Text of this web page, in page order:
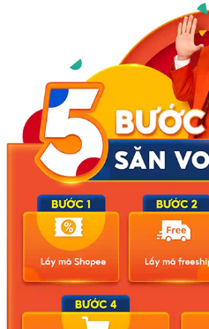
với tỷ lệ thanh niên tình
Tổ quốc đều đạt và vượt so với
Trước đó, tại kỳ họp 5 của
kiến thảo luận tại tổ, Bộ trưởng
Giang cũng nêu tình trạng số
nghĩa vụ quân sự đông, nhưng
nhiều. Vì thế, tới đây sẽ sửa
được miễn, hoãn.
Theo ông Giang, hiện Việt
đủ điều kiện nhập ngũ nhưng
thực hiện nghĩa vụ quân sự.
hiện nghĩa vụ quân sự của
miễn, hoãn lại nhiều hay số